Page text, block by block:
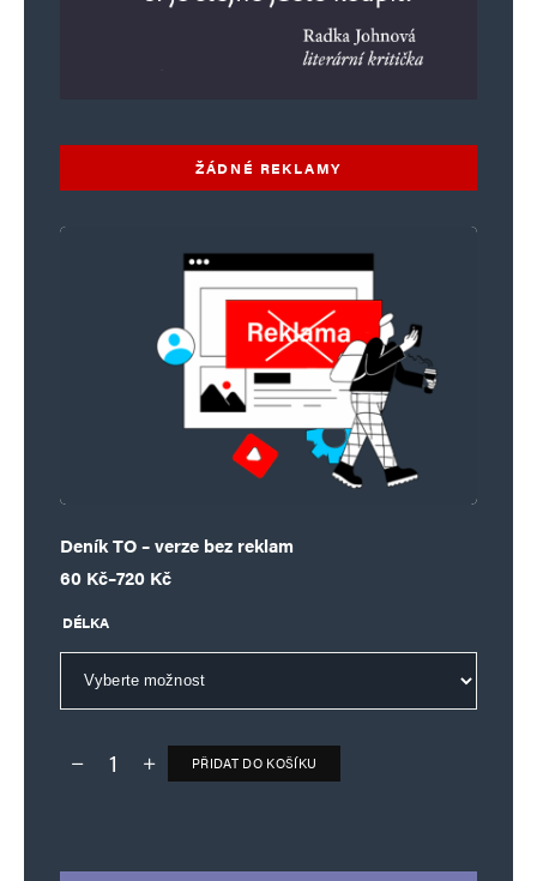
ŽÁDNÉ REKLAMY
Deník TO – verze bez reklam
60 Kč–720 Kč
Rozpětí cen: 60 Kč až 720 Kč
DÉLKA
Deník TO – verze bez reklam množství
PŘIDAT DO KOŠÍKU